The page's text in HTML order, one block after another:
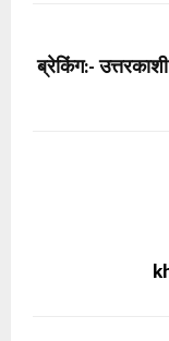
ब्रेकिंग:-